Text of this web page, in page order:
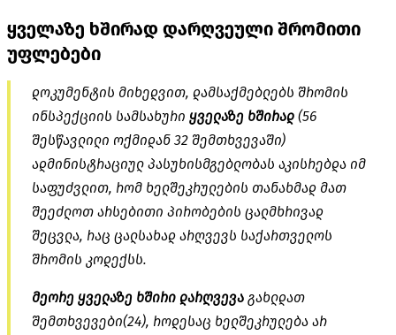
ყველაზე ხშირად დარღვეული შრომითი
უფლებები
დოკუმენტის მიხედვით, დამსაქმებლებს შრომის
ინსპექციის სამსახური ყველაზე ხშირად (56
შესწავლილი ოქმიდან 32 შემთხვევაში)
ადმინისტრაციულ პასუხისმგებლობას აკისრებდა იმ
საფუძვლით, რომ ხელშეკრულების თანახმად მათ
შეეძლოთ არსებითი პირობების ცალმხრივად
შეცვლა, რაც ცალსახად არღვევს საქართველოს
შრომის კოდექსს.
მეორე ყველაზე ხშირი დარღვევა გახლდათ
შემთხვევები(24), როდესაც ხელშეკრულება არ